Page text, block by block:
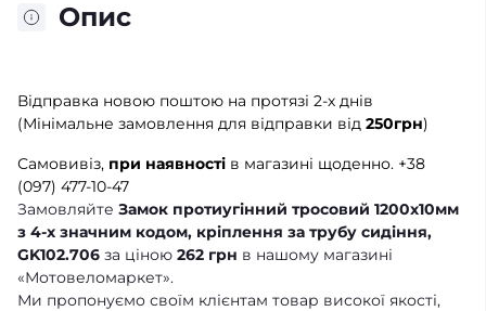
Опис
Відправка новою поштою на протязі 2-х днів
(Мінімальне замовлення для відправки від 250грн)
Самовивіз, при наявності в магазині щоденно. +38
(097) 477-10-47
Замовляйте Замок протиугінний тросовий 1200х10мм
з 4-х значним кодом, кріплення за трубу сидіння,
GK102.706 за ціною 262 грн в нашому магазині
«Мотовеломаркет».
Ми пропонуємо своїм клієнтам товар високої якості,